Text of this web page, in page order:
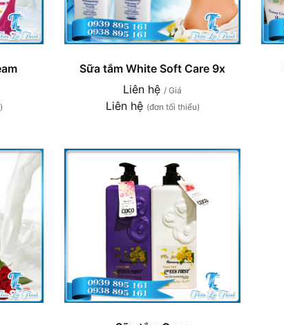
Sữa tắm White Soft Care 9x
Liên hệ / Giá
Liên hệ (đơn tối thiểu)